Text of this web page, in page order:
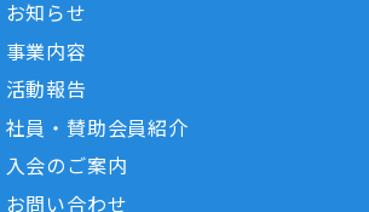
お知らせ
事業内容
活動報告
社員・賛助会員紹介
入会のご案内
お問い合わせ